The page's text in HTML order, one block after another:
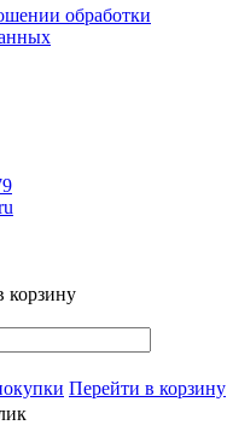
обработки
корзину
Перейти в корзину